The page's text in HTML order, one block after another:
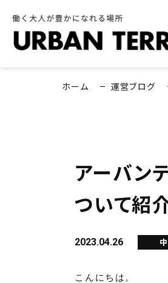
ホーム 運営ブログ
アーバン
ついて紹介
2023.04.26
こんにちは。